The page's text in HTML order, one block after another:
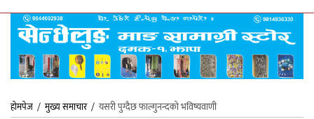
होमपेज /मुख्य समाचार/ यसरी पुग्दैछ फाल्गुनन्दको भविष्यवाणी